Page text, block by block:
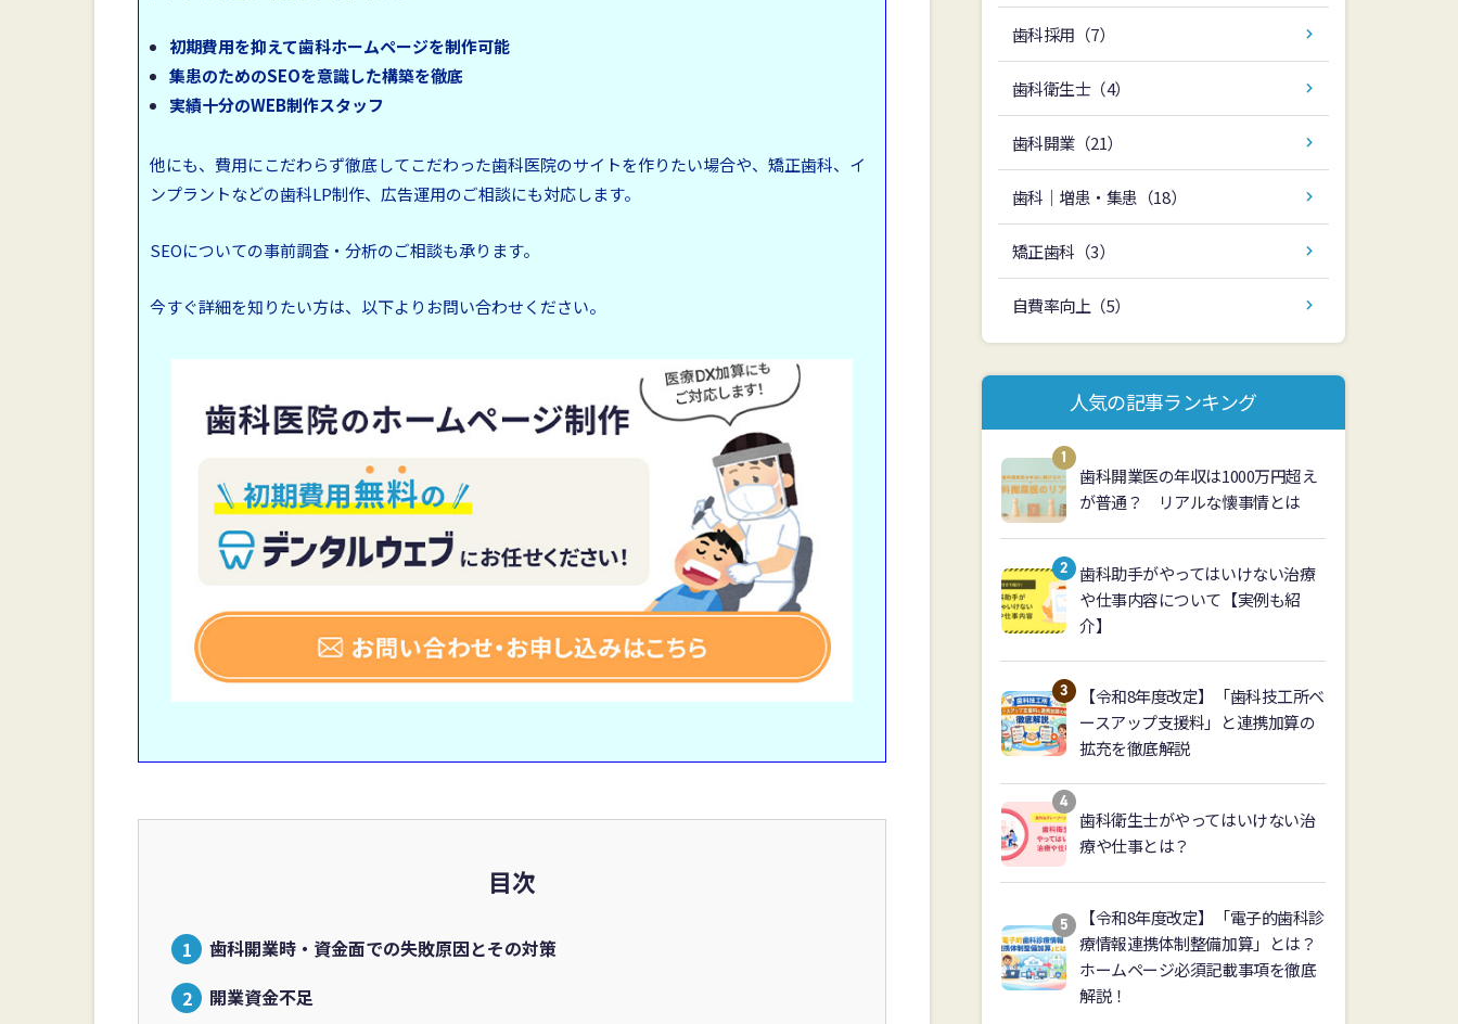
初期費用を抑えて歯科ホームページを制作可能
集患のためのSEOを意識した構築を徹底
実績十分のWEB制作スタッフ
他にも、費用にこだわらず徹底してこだわった歯科医院のサイトを作りたい場合や、矯正歯科、イ
ンプラントなどの歯科LP制作、広告運用のご相談にも対応します。
SEOについての事前調査・分析のご相談も承ります。
今すぐ詳細を知りたい方は、以下よりお問い合わせください。
目次
歯科開業時・資金面での失敗原因とその対策
開業資金不足
歯科採用 （7）
歯科衛生士（4）
歯科開業（21）
歯科｜増患・集患 （18）
矯正歯科 （3）
自費率向上 （5）
人気の記事ランキング
歯科開業医の年収は1000万円超え
が普通？ リアルな懐事情とは
歯科助手がやってはいけない治療
や仕事内容について【実例も紹
介】
【令和8年度改定】「歯科技工所ベ
ースアップ支援料」と連携加算の
拡充を徹底解説
歯科衛生士がやってはいけない治
療や仕事とは？
【令和8年度改定】「電子的歯科診
療情報連携体制整備加算」とは？
ホームページ必須記載事項を徹底
解説！